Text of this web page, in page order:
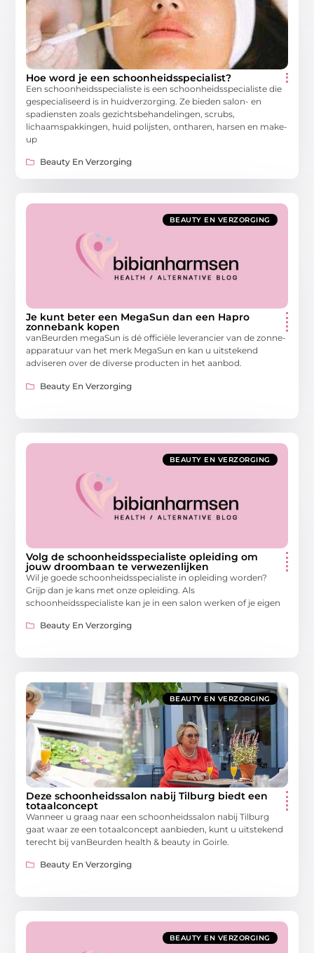
Hoe word je een schoonheidsspecialist?
Een schoonheidsspecialiste is een schoonheidsspecialiste die
gespecialiseerd is in huidverzorging. Ze bieden salon- en
spadiensten zoals gezichtsbehandelingen, scrubs,
lichaamspakkingen, huid polijsten, ontharen, harsen en make-
up
Beauty En Verzorging
BEAUTY EN VERZORGING
Je kunt beter een MegaSun dan een Hapro
zonnebank kopen
vanBeurden megaSun is dé officiële leverancier van de zonne-
apparatuur van het merk MegaSun en kan u uitstekend
adviseren over de diverse producten in het aanbod.
Beauty En Verzorging
BEAUTY EN VERZORGING
Volg de schoonheidsspecialiste opleiding om
jouw droombaan te verwezenlijken
Wil je goede schoonheidsspecialiste in opleiding worden?
Grijp dan je kans met onze opleiding. Als
schoonheidsspecialiste kan je in een salon werken of je eigen
Beauty En Verzorging
BEAUTY EN VERZORGING
Deze schoonheidssalon nabij Tilburg biedt een
totaalconcept
Wanneer u graag naar een schoonheidssalon nabij Tilburg
gaat waar ze een totaalconcept aanbieden, kunt u uitstekend
terecht bij vanBeurden health & beauty in Goirle.
Beauty En Verzorging
BEAUTY EN VERZORGING